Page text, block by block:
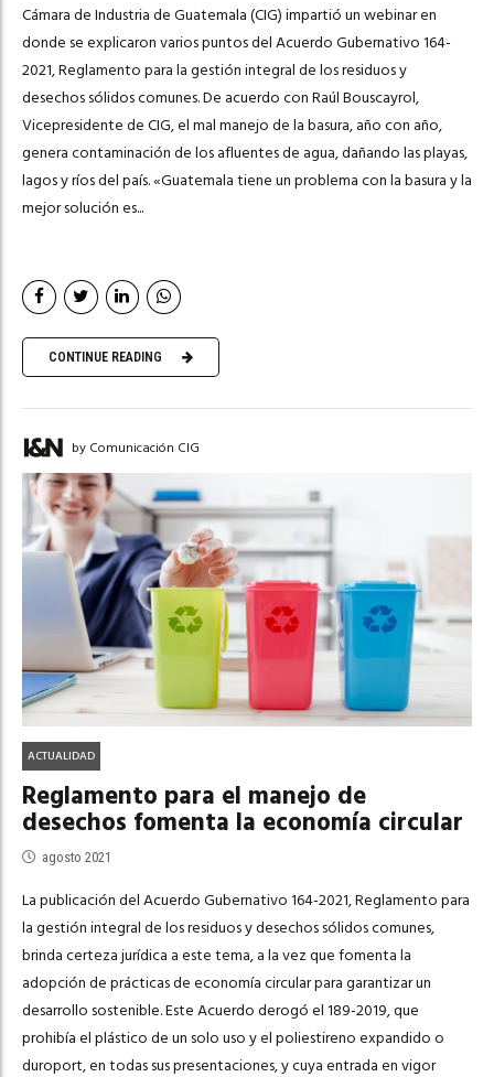
Cámara de Industria de Guatemala (CIG) impartió un webinar en
donde se explicaron varios puntos del Acuerdo Gubernativo 164-
2021, Reglamento para la gestión integral de los residuos y
desechos sólidos comunes. De acuerdo con Raúl Bouscayrol,
Vicepresidente de CIG, el mal manejo de la basura, año con año,
genera contaminación de los afluentes de agua, dañando las playas,
lagos y ríos del país. «Guatemala tiene un problema con la basura y la
mejor solución es...
CONTINUE READING
by Comunicación CIG
ACTUALIDAD
Reglamento para el manejo de
desechos fomenta la economía circular
agosto 2021
La publicación del Acuerdo Gubernativo 164-2021, Reglamento para
la gestión integral de los residuos y desechos sólidos comunes,
brinda certeza jurídica a este tema, a la vez que fomenta la
adopción de prácticas de economía circular para garantizar un
desarrollo sostenible. Este Acuerdo derogó el 189-2019, que
prohibía el plástico de un solo uso y el poliestireno expandido o
duroport, en todas sus presentaciones, y cuya entrada en vigor